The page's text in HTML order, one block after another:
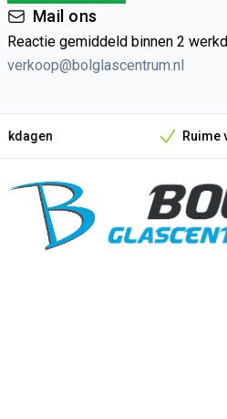
Mail ons
Reactie gemiddeld binnen 2
verkoop@bolglascentrum.nl
Ruime voorraad